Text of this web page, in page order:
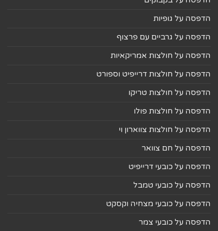
הדפסה על גופיות
הדפסה על גרביים עם פרצוף
הדפסה על חולצות אמריקאיות
הדפסה על חולצות דרייפיט וספורט
הדפסה על חולצות טריקו
הדפסה על חולצות פולו
הדפסה על חולצות צווארון וי
הדפסה על חם צוואר
הדפסה על כובעי דרייפיט
הדפסה על כובעי טמבל
הדפסה על כובעי מצחיה וקסקט
הדפסה על כובעי צמר